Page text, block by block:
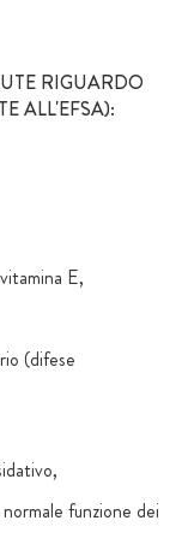
RIGUARDO
ALL'EFSA):
E,
(difese
funzione dei